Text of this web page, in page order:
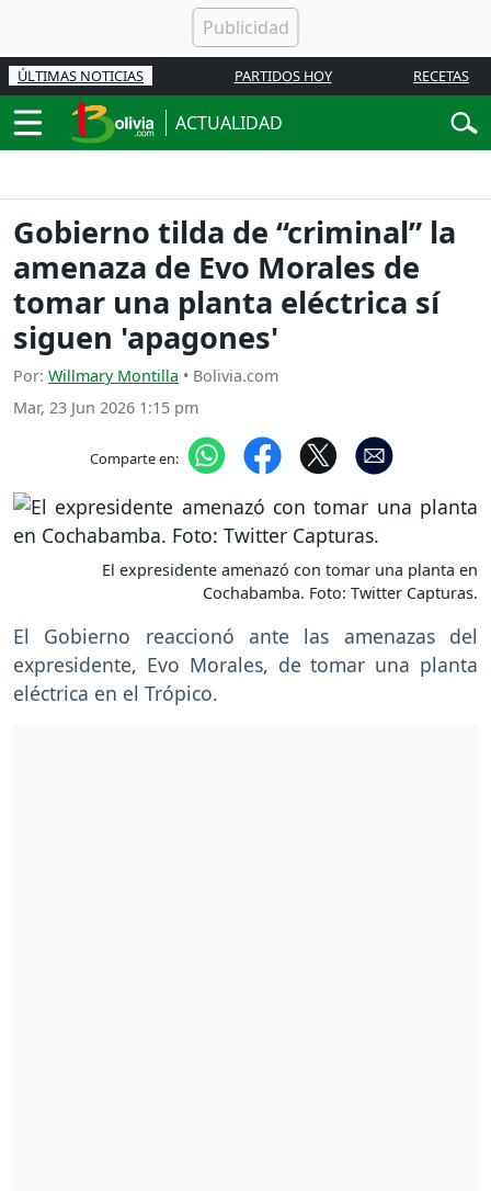
ÚLTIMAS NOTICIAS PARTIDOS HOY RECETAS
ACTUALIDAD
Gobierno tilda de “criminal” la
amenaza de Evo Morales de
tomar una planta eléctrica sí
siguen 'apagones'
Por: Willmary Montilla • Bolivia.com
Mar, 23 Jun 2026 1:15 pm
Comparte en:
El expresidente amenazó con tomar una planta en
Cochabamba. Foto: Twitter Capturas.
El Gobierno reaccionó ante las amenazas del
expresidente, Evo Morales, de tomar una planta
eléctrica en el Trópico.